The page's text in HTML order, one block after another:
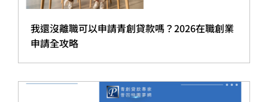
我還沒離職可以申請青創貸款嗎？2026在職創業
申請全攻略